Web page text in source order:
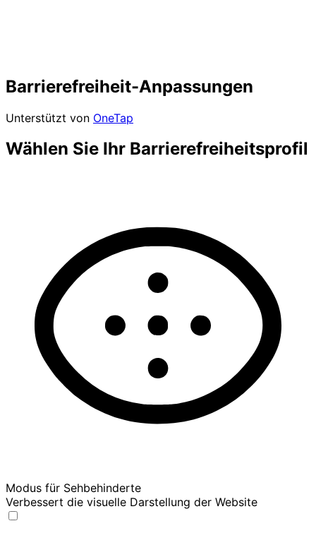
Barrierefreiheit-Anpassungen
Unterstützt von OneTap
Wählen Sie Ihr Barrierefreiheitsprofil
Modus für Sehbehinderte
Verbessert die visuelle Darstellung der Website